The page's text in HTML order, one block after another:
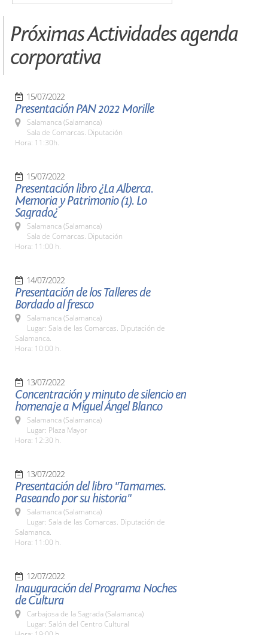
Próximas Actividades agenda
corporativa
15/07/2022
Presentación PAN 2022 Morille
Salamanca (Salamanca)
Sala de Comarcas. Diputación
Hora: 11:30h.
15/07/2022
Presentación libro ¿La Alberca.
Memoria y Patrimonio (1). Lo
Sagrado¿
Salamanca (Salamanca)
Sala de Comarcas. Diputación
Hora: 11:00 h.
14/07/2022
Presentación de los Talleres de
Bordado al fresco
Salamanca (Salamanca)
Lugar: Sala de las Comarcas. Diputación de
Salamanca.
Hora: 10:00 h.
13/07/2022
Concentración y minuto de silencio en
homenaje a Miguel Ángel Blanco
Salamanca (Salamanca)
Lugar: Plaza Mayor
Hora: 12:30 h.
13/07/2022
Presentación del libro "Tamames.
Paseando por su historia"
Salamanca (Salamanca)
Lugar: Sala de las Comarcas. Diputación de
Salamanca.
Hora: 11:00 h.
12/07/2022
Inauguración del Programa Noches
de Cultura
Carbajosa de la Sagrada (Salamanca)
Lugar: Salón del Centro Cultural